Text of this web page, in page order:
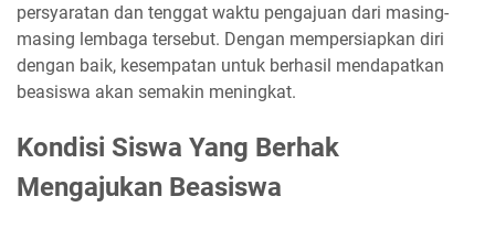
persyaratan dan tenggat waktu pengajuan dari masing-
masing lembaga tersebut. Dengan mempersiapkan diri
dengan baik, kesempatan untuk berhasil mendapatkan
beasiswa akan semakin meningkat.
Kondisi Siswa Yang Berhak
Mengajukan Beasiswa